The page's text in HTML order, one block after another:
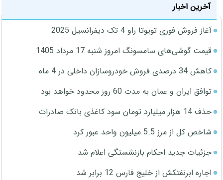
آخرین اخبار
آغاز فروش فوری تویوتا راو 4 تک دیفرانسیل 2025
قیمت گوشی‌های سامسونگ امروز شنبه 17 مرداد 1405
کاهش 34 درصدی فروش خودروسازان داخلی در 4 ماه
توافق ایران و عمان به مدت 60 روز محدود خواهد بود
حذف 14 هزار میلیارد تومان سود کاغذی بانک صادرات
شاخص کل از مرز 5.5 میلیون واحد عبور کرد
جزئیات جدید احکام بازنشستگی اعلام شد
اجاره ابرنفتکش از خلیج فارس 12 برابر شد